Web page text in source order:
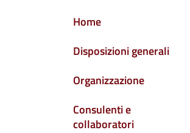
NAVIGAZIONE PRINCIPALE
Home
Disposizioni generali
Organizzazione
Consulenti e
collaboratori